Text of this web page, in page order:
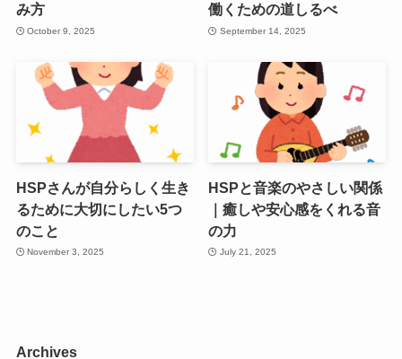
み方
October 9, 2025
働くための道しるべ
September 14, 2025
HSPさんが自分らしく生き
るために大切にしたい5つ
のこと
November 3, 2025
HSPと音楽のやさしい関係
｜癒しや安心感をくれる音
の力
July 21, 2025
Archives